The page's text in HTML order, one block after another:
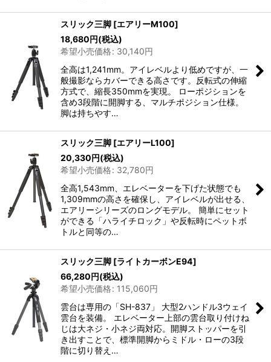
スリック三脚 [エアリーM100]
18,680円(税込)
希望小売価格: 30,140円
全高は1,241mm。アイレベルより低めですが、一
般撮影ならカバーできる高さです。反転式の伸縮
方式で、縮長350mmを実現。 ローポジションを
含め3段階に開脚する、マルチポジション仕様。
脚は持ちやす…
スリック三脚 [エアリーL100]
20,330円(税込)
希望小売価格: 32,780円
全高1,543mm、エレベーターを下げた状態でも
1,309mmの高さを確保し、アイレベルが出せる、
エアリーシリーズのロングモデル。 簡単にセット
ができる「ハライチロック」や反転時にペットボ
トルと同等の…
スリック三脚 [ライトカーボンE94]
66,280円(税込)
希望小売価格: 115,060円
雲台は専用の「SH-837」 大型2ハンドル3ウェイ
雲台を装備。 エレベーター上部の雲台取り付けね
じは大ネジ・小ネジ両対応。開脚ストッパーを引
き出すことで、標準開脚からミドル・ローの3段
階に切り替え…